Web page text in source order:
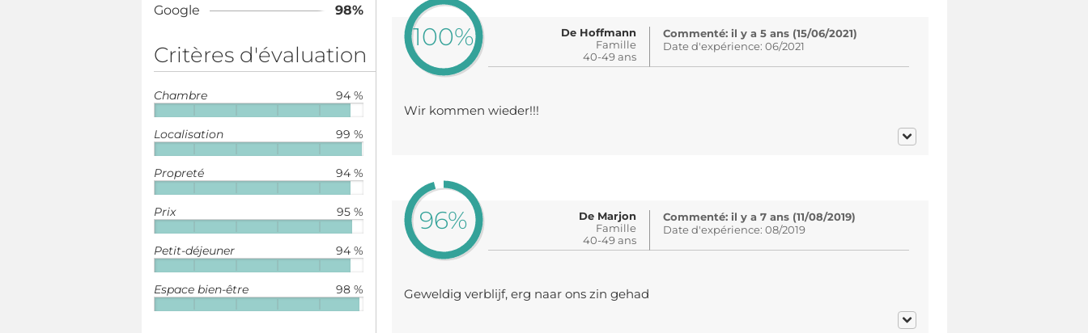
Google
98%
Critères d'évaluation
94 %
Chambre
99 %
Localisation
94 %
Propreté
95 %
Prix
94 %
Petit-déjeuner
98 %
Espace bien-être
100%
De Hoffmann
Famille
40-49 ans
Commenté: il y a 5 ans (15/06/2021)
Date d'expérience: 06/2021
Wir kommen wieder!!!
96%
De Marjon
Famille
40-49 ans
Commenté: il y a 7 ans (11/08/2019)
Date d'expérience: 08/2019
Geweldig verblijf, erg naar ons zin gehad